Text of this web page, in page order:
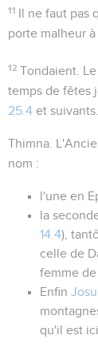
11 Il ne faut pas
porte malheur à
12 Tondaient .
temps de fêtes
25.4 et suivants.
Thimna .
nom :
l'une en
la
14.4),
celle de
femme de
Enfin
qu'il est